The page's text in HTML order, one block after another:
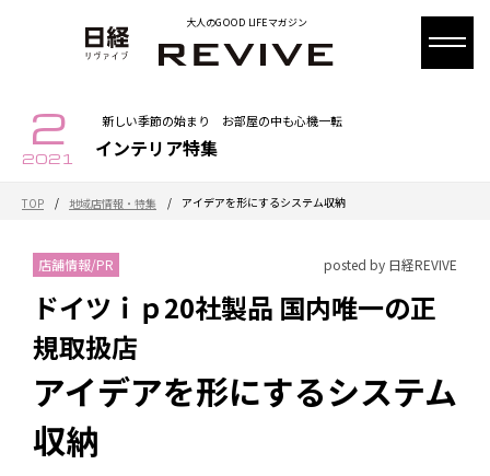
大人のGOOD LIFEマガジン
2
2021
新しい季節の始まり お部屋の中も心機一転
インテリア特集
TOP / 地域店情報・特集 / アイデアを形にするシステム収納
店舗情報/PR posted by 日経REVIVE
ドイツｉｐ20社製品 国内唯一の正
規取扱店
アイデアを形にするシステム
収納